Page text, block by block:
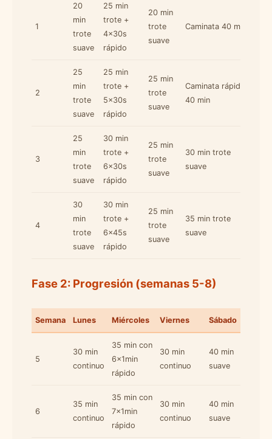
1
20
min
trote
suave
25 min
trote +
4x30s
rápido
20 min
trote
suave
Caminata 40 min
2
25
min
trote
suave
25 min
trote +
5x30s
rápido
25 min
trote
suave
Caminata rápida
40 min
3
25
min
trote
suave
30 min
trote +
6x30s
rápido
25 min
trote
suave
30 min trote
suave
4
30
min
trote
suave
30 min
trote +
6x45s
rápido
25 min
trote
suave
35 min trote
suave
Fase 2: Progresión (semanas 5-8)
Semana Lunes Miércoles Viernes Sábado
5
30 min
continuo
35 min con
6x1min
rápido
30 min
continuo
40 min
suave
6
35 min
continuo
35 min con
7x1min
rápido
30 min
continuo
40 min
suave